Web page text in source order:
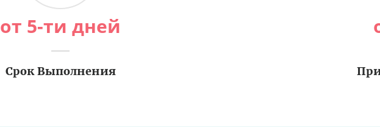
от 5-ти дней
Срок Выполнения